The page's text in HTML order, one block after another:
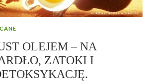
OLEJEM – NA
ZATOKI I